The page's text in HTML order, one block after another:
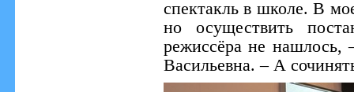
спектакль в школе. В
но осуществить
режиссёра не нашлось,
Васильевна. – А